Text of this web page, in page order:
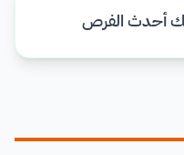
أحدث الفرص